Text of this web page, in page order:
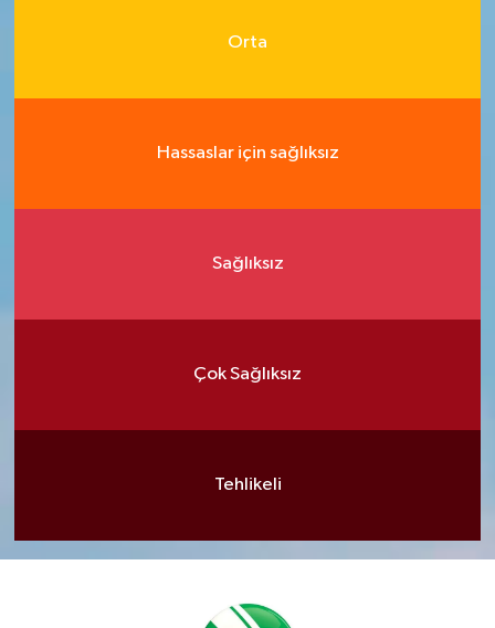
Orta
Hassaslar için sağlıksız
Sağlıksız
Çok Sağlıksız
Tehlikeli